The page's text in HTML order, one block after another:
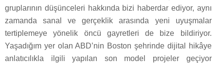
gruplarının düşünceleri hakkında bizi haberdar ediyor, aynı
zamanda sanal ve gerçeklik arasında yeni uyuşmalar
tertiplemeye yönelik öncü gayretleri de bize bildiriyor.
Yaşadığım yer olan ABD’nin Boston şehrinde dijital hikâye
anlatıcılıkla ilgili yapılan son model projeler geçiyor